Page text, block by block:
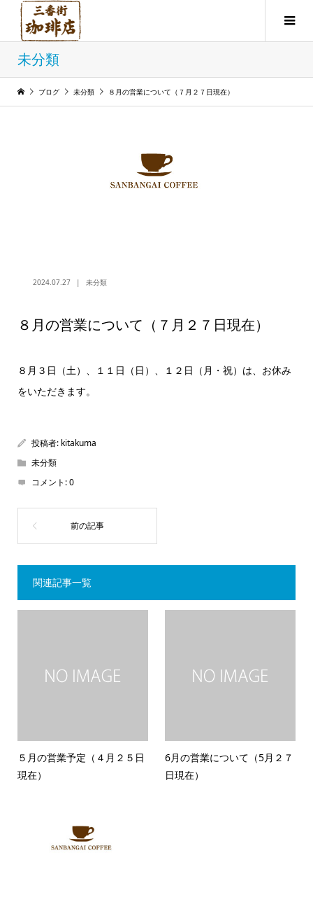
未分類
ブログ 未分類 ８月の営業について（７月２７日現在）
2024.07.27 未分類
８月の営業について（７月２７日現在）
８月３日（土）、１１日（日）、１２日（月・祝）は、お休み
をいただきます。
投稿者: kitakuma
未分類
コメント:0
関連記事一覧
５月の営業予定（４月２５日
現在）
6月の営業について（5月２７
日現在）